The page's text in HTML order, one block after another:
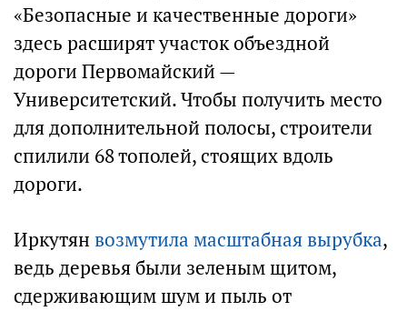
«Безопасные и качественные дороги»
здесь расширят участок объездной
дороги Первомайский —
Университетский. Чтобы получить место
для дополнительной полосы, строители
спилили 68 тополей, стоящих вдоль
дороги.
Иркутян возмутила масштабная вырубка,
ведь деревья были зеленым щитом,
сдерживающим шум и пыль от